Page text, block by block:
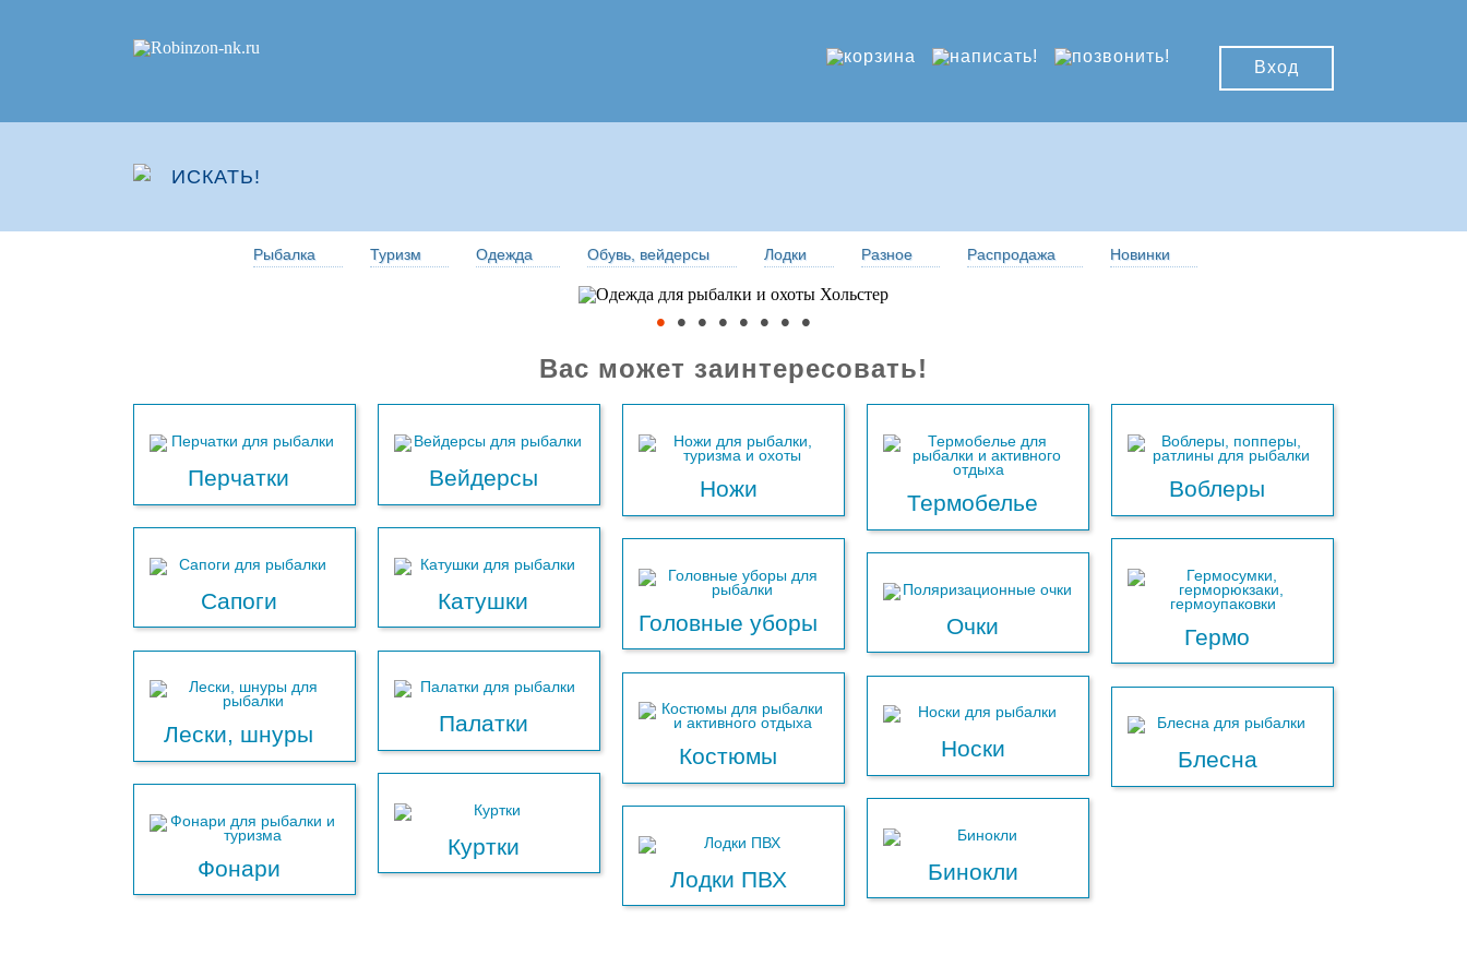
Вход
Рыбалка Туризм Одежда Обувь, вейдерсы Лодки Разное Распродажа Новинки
• • • • • • • •
Вас может заинтересовать!
Перчатки
Сапоги
Лески, шнуры
Фонари
Вейдерсы
Катушки
Палатки
Куртки
Ножи
Головные уборы
Костюмы
Лодки ПВХ
Термобелье
Очки
Носки
Бинокли
Воблеры
Гермо
Блесна